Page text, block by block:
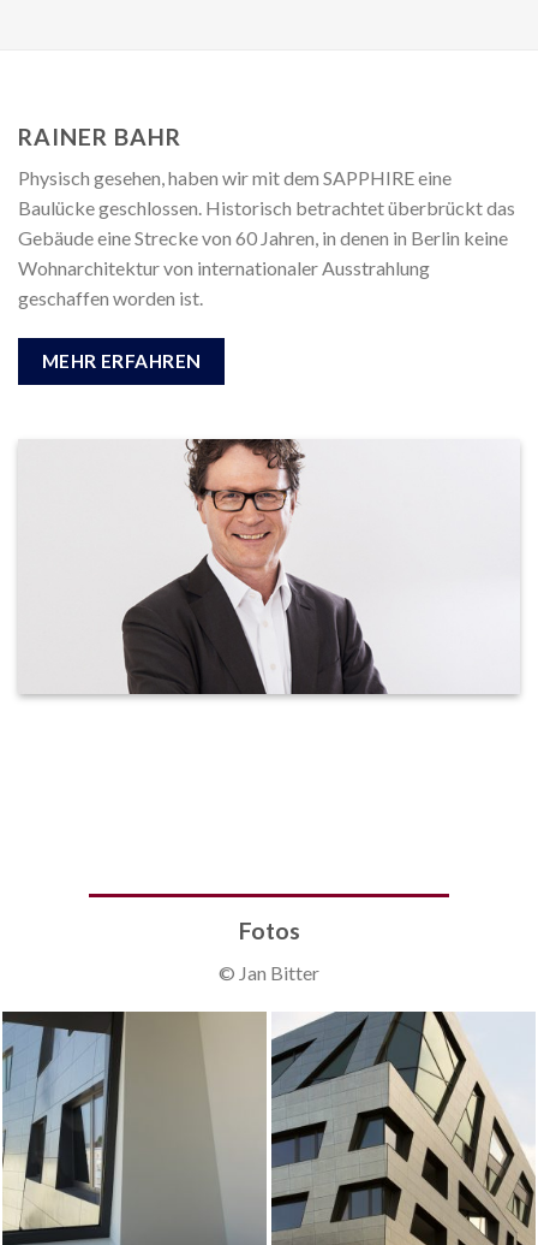
RAINER BAHR
Physisch gesehen, haben wir mit dem SAPPHIRE eine
Baulücke geschlossen. Historisch betrachtet überbrückt das
Gebäude eine Strecke von 60 Jahren, in denen in Berlin keine
Wohnarchitektur von internationaler Ausstrahlung
geschaffen worden ist.
MEHR ERFAHREN
Fotos
© Jan Bitter